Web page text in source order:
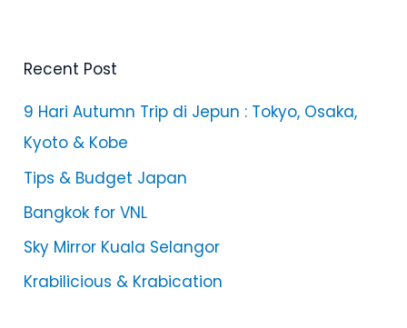
Recent Post
9 Hari Autumn Trip di Jepun : Tokyo, Osaka,
Kyoto & Kobe
Tips & Budget Japan
Bangkok for VNL
Sky Mirror Kuala Selangor
Krabilicious & Krabication